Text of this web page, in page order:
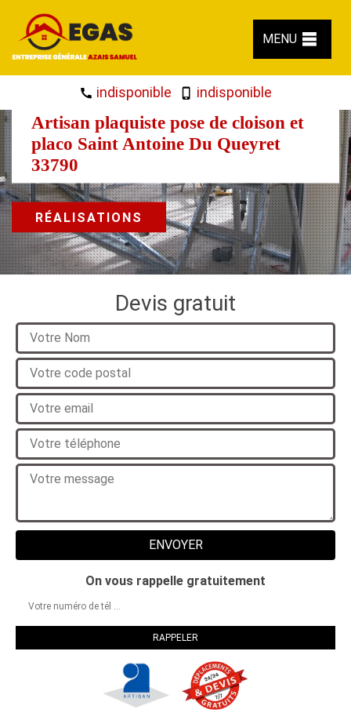
MENU
indisponible indisponible
Artisan plaquiste pose de cloison et
placo Saint Antoine Du Queyret
33790
RÉALISATIONS
Devis gratuit
On vous rappelle gratuitement